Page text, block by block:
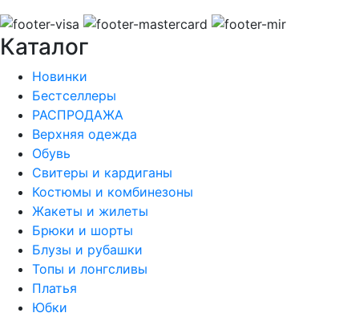
Каталог
Новинки
Бестселлеры
РАСПРОДАЖА
Верхняя одежда
Обувь
Свитеры и кардиганы
Костюмы и комбинезоны
Жакеты и жилеты
Брюки и шорты
Блузы и рубашки
Топы и лонгсливы
Платья
Юбки